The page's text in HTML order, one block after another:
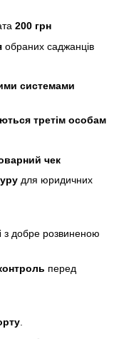
200 грн
обраних саджанців
системами
третім особам
чек
для юридичних
з добре розвиненою
перед
.